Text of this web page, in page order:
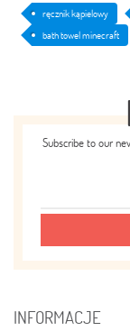
ręcznik kąpielowy
bath towel minecraft
Subscribe to our
INFORMACJE